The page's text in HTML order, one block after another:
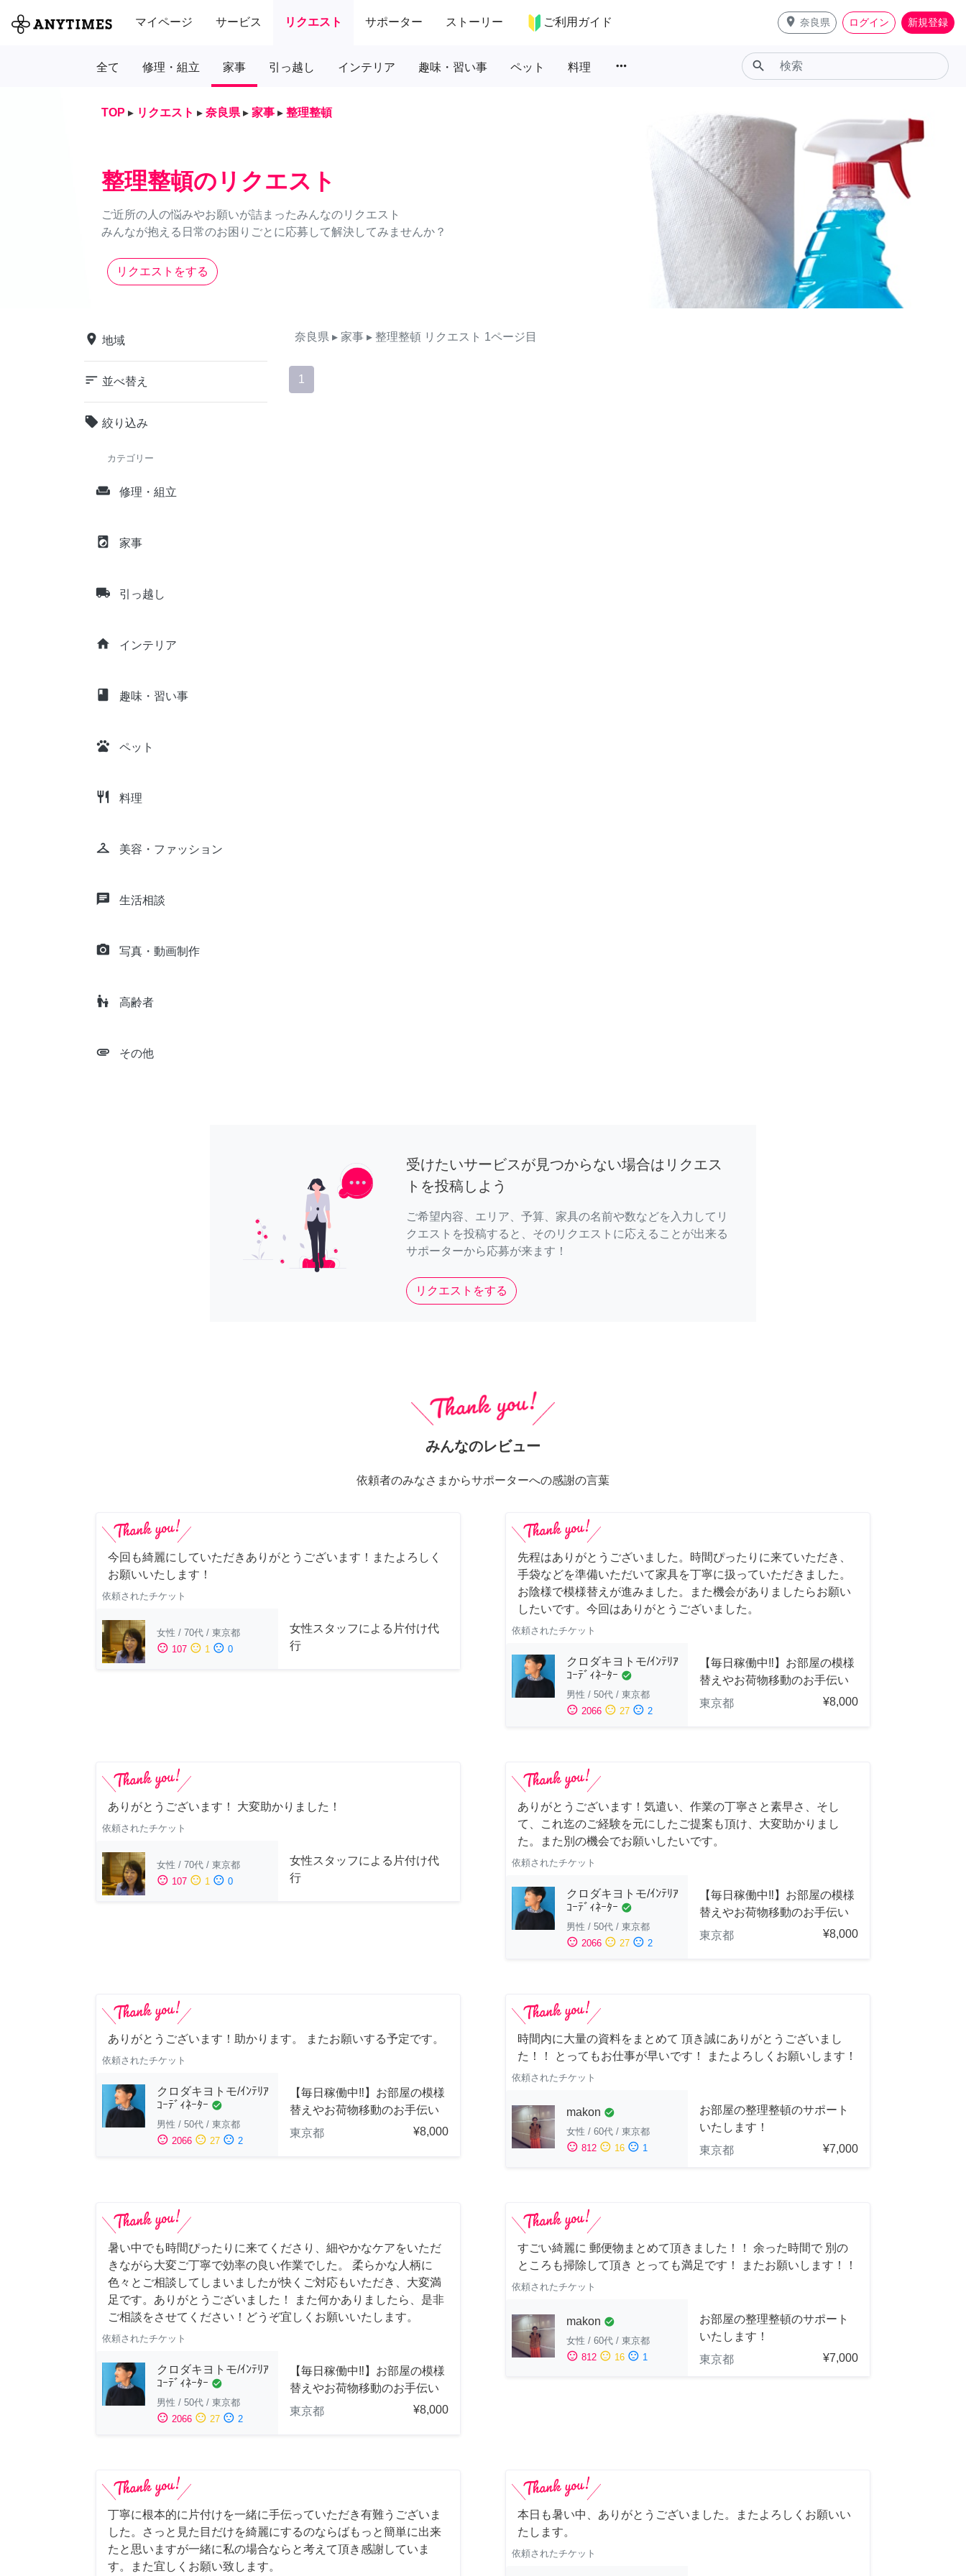
マイページ サービス リクエスト サポーター ストーリー ご利用ガイド place 奈良県 ログイン 新規登録
全て 修理・組立 家事 引っ越し インテリア 趣味・習い事 ペット 料理 more_horiz search
TOP ▸ リクエスト ▸ 奈良県 ▸ 家事 ▸ 整理整頓
整理整頓のリクエスト
ご近所の人の悩みやお願いが詰まったみんなのリクエスト
みんなが抱える日常のお困りごとに応募して解決してみませんか？
リクエストをする
place 地域
sort 並べ替え
local_offer 絞り込み
カテゴリー
weekend 修理・組立
local_laundry_service 家事
local_shipping 引っ越し
home インテリア
class 趣味・習い事
pets ペット
restaurant 料理
checkroom 美容・ファッション
chat 生活相談
camera_alt 写真・動画制作
escalator_warning 高齢者
attachment その他
奈良県 ▸ 家事 ▸ 整理整頓 リクエスト 1ページ目
1
受けたいサービスが見つからない場合はリクエス
トを投稿しよう
ご希望内容、エリア、予算、家具の名前や数などを入力してリ
クエストを投稿すると、そのリクエストに応えることが出来る
サポーターから応募が来ます！
リクエストをする
みんなのレビュー
依頼者のみなさまからサポーターへの感謝の言葉
今回も綺麗にしていただきありがとうございます！またよろしく
お願いいたします！
依頼されたチケット
女性 / 70代 / 東京都
sentiment_satisfied 107 sentiment_neutral 1 sentiment_dissatisfied 0
女性スタッフによる片付け代
行
先程はありがとうございました。時間ぴったりに来ていただき、
手袋などを準備いただいて家具を丁寧に扱っていただきました。
お陰様で模様替えが進みました。また機会がありましたらお願い
したいです。今回はありがとうございました。
依頼されたチケット
クロダキヨトモ/ｲﾝﾃﾘｱ
ｺｰﾃﾞｨﾈｰﾀｰ check_circle
男性 / 50代 / 東京都
sentiment_satisfied 2066 sentiment_neutral 27 sentiment_dissatisfied 2
【毎日稼働中‼︎】お部屋の模様
替えやお荷物移動のお手伝い
東京都
¥8,000
ありがとうございます！ 大変助かりました！
依頼されたチケット
女性 / 70代 / 東京都
sentiment_satisfied 107 sentiment_neutral 1 sentiment_dissatisfied 0
女性スタッフによる片付け代
行
ありがとうございます！気遣い、作業の丁寧さと素早さ、そし
て、これ迄のご経験を元にしたご提案も頂け、大変助かりまし
た。また別の機会でお願いしたいです。
依頼されたチケット
クロダキヨトモ/ｲﾝﾃﾘｱ
ｺｰﾃﾞｨﾈｰﾀｰ check_circle
男性 / 50代 / 東京都
sentiment_satisfied 2066 sentiment_neutral 27 sentiment_dissatisfied 2
【毎日稼働中‼︎】お部屋の模様
替えやお荷物移動のお手伝い
東京都
¥8,000
ありがとうございます！助かります。 またお願いする予定です。
依頼されたチケット
クロダキヨトモ/ｲﾝﾃﾘｱ
ｺｰﾃﾞｨﾈｰﾀｰ check_circle
男性 / 50代 / 東京都
sentiment_satisfied 2066 sentiment_neutral 27 sentiment_dissatisfied 2
【毎日稼働中‼︎】お部屋の模様
替えやお荷物移動のお手伝い
東京都
¥8,000
時間内に大量の資料をまとめて 頂き誠にありがとうございまし
た！！ とってもお仕事が早いです！ またよろしくお願いします！
依頼されたチケット
makon check_circle
女性 / 60代 / 東京都
sentiment_satisfied 812 sentiment_neutral 16 sentiment_dissatisfied 1
お部屋の整理整頓のサポート
いたします！
東京都
¥7,000
暑い中でも時間ぴったりに来てくださり、細やかなケアをいただ
きながら大変ご丁寧で効率の良い作業でした。 柔らかな人柄に
色々とご相談してしまいましたが快くご対応もいただき、大変満
足です。ありがとうございました！ また何かありましたら、是非
ご相談をさせてください！どうぞ宜しくお願いいたします。
依頼されたチケット
クロダキヨトモ/ｲﾝﾃﾘｱ
ｺｰﾃﾞｨﾈｰﾀｰ check_circle
男性 / 50代 / 東京都
sentiment_satisfied 2066 sentiment_neutral 27 sentiment_dissatisfied 2
【毎日稼働中‼︎】お部屋の模様
替えやお荷物移動のお手伝い
東京都
¥8,000
すごい綺麗に 郵便物まとめて頂きました！！ 余った時間で 別の
ところも掃除して頂き とっても満足です！ またお願いします！！
依頼されたチケット
makon check_circle
女性 / 60代 / 東京都
sentiment_satisfied 812 sentiment_neutral 16 sentiment_dissatisfied 1
お部屋の整理整頓のサポート
いたします！
東京都
¥7,000
丁寧に根本的に片付けを一緒に手伝っていただき有難うございま
した。さっと見た目だけを綺麗にするのならばもっと簡単に出来
たと思いますが一緒に私の場合ならと考えて頂き感謝していま
す。また宜しくお願い致します。
本日も暑い中、ありがとうございました。またよろしくお願いい
たします。
依頼されたチケット